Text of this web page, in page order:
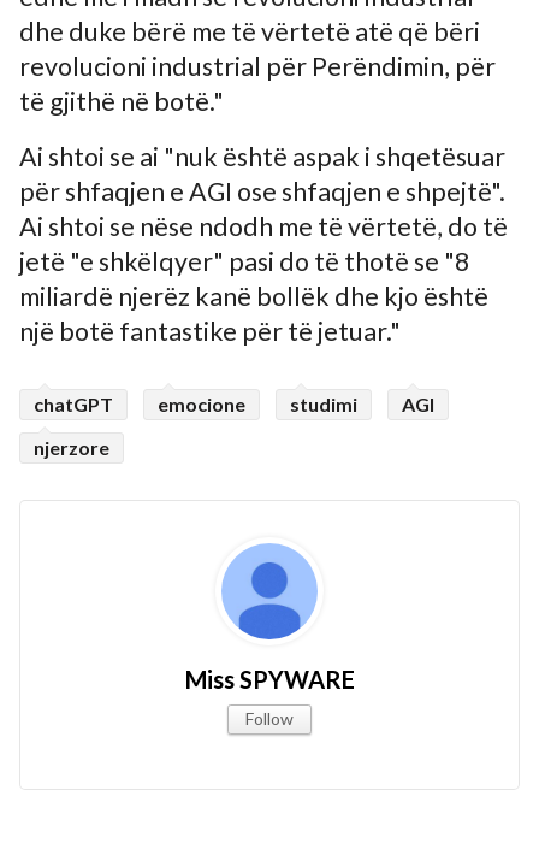
dhe duke bërë me të vërtetë atë që bëri
revolucioni industrial për Perëndimin, për
të gjithë në botë."
Ai shtoi se ai "nuk është aspak i shqetësuar
për shfaqjen e AGI ose shfaqjen e shpejtë".
Ai shtoi se nëse ndodh me të vërtetë, do të
jetë "e shkëlqyer" pasi do të thotë se "8
miliardë njerëz kanë bollëk dhe kjo është
një botë fantastike për të jetuar."
chatGPT emocione studimi
AGI
njerzore
Miss SPYWARE
Follow